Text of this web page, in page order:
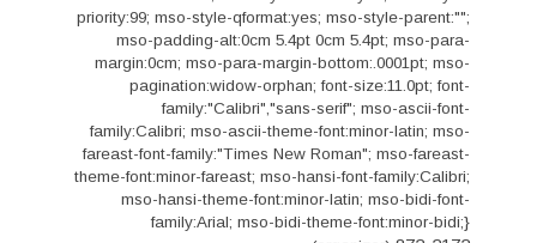
priority:99; mso-style-qformat:yes; mso-style-parent:"";
mso-padding-alt:0cm 5.4pt 0cm 5.4pt; mso-para-
margin:0cm; mso-para-margin-bottom:.0001pt; mso-
pagination:widow-orphan; font-size:11.0pt; font-
family:"Calibri","sans-serif"; mso-ascii-font-
family:Calibri; mso-ascii-theme-font:minor-latin; mso-
fareast-font-family:"Times New Roman"; mso-fareast-
theme-font:minor-fareast; mso-hansi-font-family:Calibri;
mso-hansi-theme-font:minor-latin; mso-bidi-font-
family:Arial; mso-bidi-theme-font:minor-bidi;}